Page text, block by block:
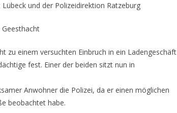
und der Polizeidirektion Ratzeburg
zu einem versuchten Einbruch in ein Ladengeschäft
fest. Einer der beiden sitzt nun in
Anwohner die Polizei, da er einen möglichen
beobachtet habe.